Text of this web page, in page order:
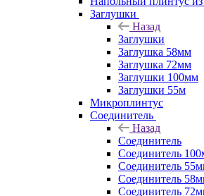
Заглушки
Назад
Заглушки
Заглушка 58мм
Заглушка 72мм
Заглушки 100мм
Заглушки 55м
Микроплинтус
Соединитель
Назад
Соединитель
Соединитель
Соединитель
Соединитель
Соединитель